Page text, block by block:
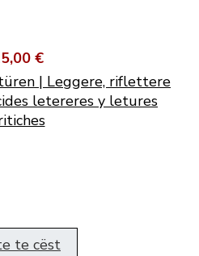
€
| Leggere, riflettere
letereres y letures
te cëst